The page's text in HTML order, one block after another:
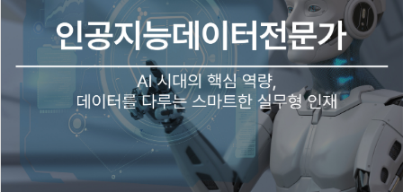
신
고
객
의
강
의